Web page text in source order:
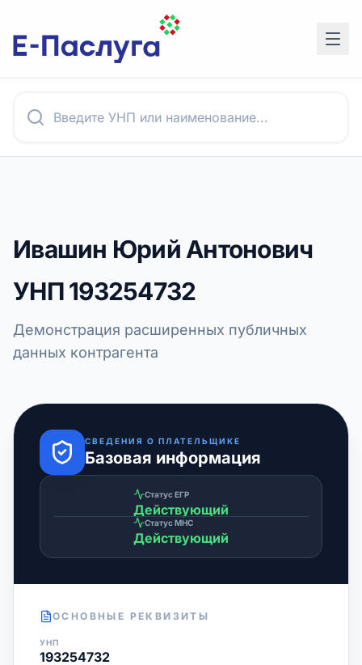
Ивашин Юрий Антонович
УНП193254732
Демонстрация расширенных публичных
данных контрагента
СВЕДЕНИЯ О ПЛАТЕЛЬЩИКЕ
Базовая информация
Статус ЕГР
Действующий
Статус МНС
Действующий
ОСНОВНЫЕ РЕКВИЗИТЫ
УНП
193254732